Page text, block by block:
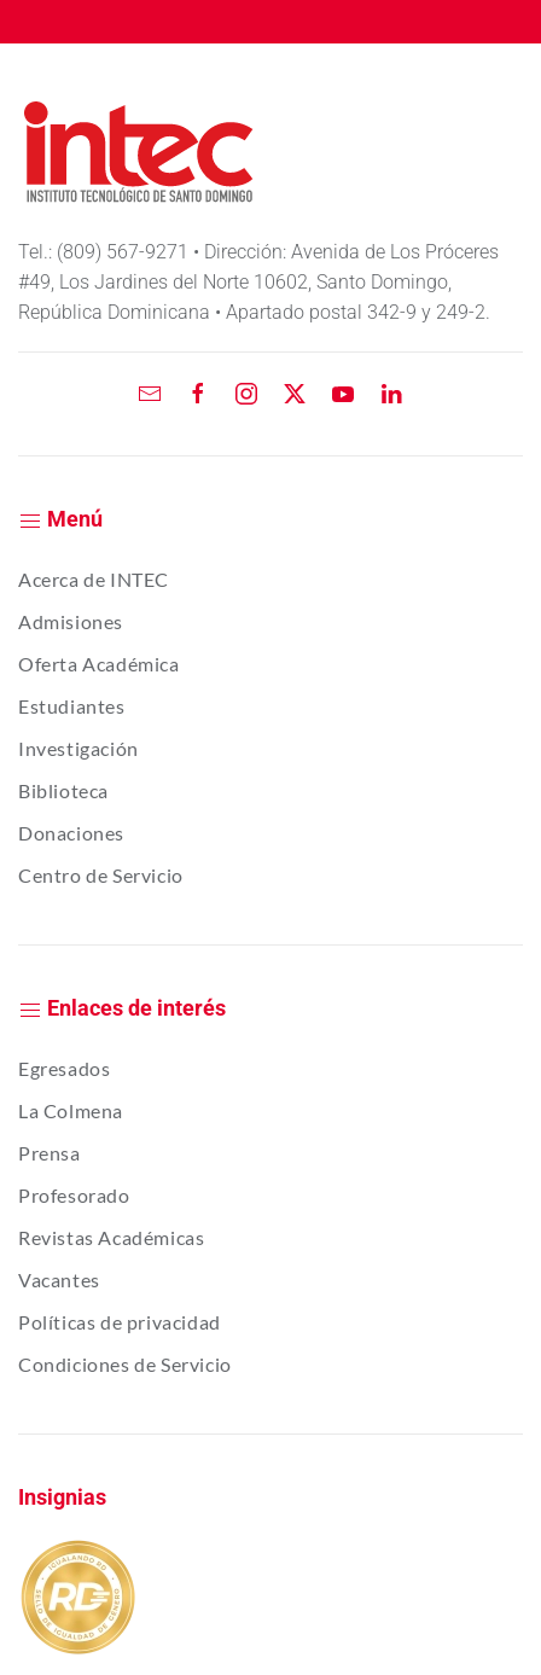
Tel.: (809) 567-9271 • Dirección: Avenida de Los Próceres
#49, Los Jardines del Norte 10602, Santo Domingo,
República Dominicana • Apartado postal 342-9 y 249-2.
Menú
Acerca de INTEC
Admisiones
Oferta Académica
Estudiantes
Investigación
Biblioteca
Donaciones
Centro de Servicio
Enlaces de interés
Egresados
La Colmena
Prensa
Profesorado
Revistas Académicas
Vacantes
Políticas de privacidad
Condiciones de Servicio
Insignias